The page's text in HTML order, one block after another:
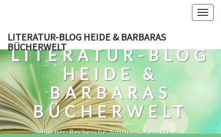
content
LITERATUR-BLOG HEIDE & BARBARAS
BÜCHERWELT
LITERATUR-BLOG
HEIDE &
BARBARAS
BÜCHERWELT
Bücher-Recherche-Autorenleben-News